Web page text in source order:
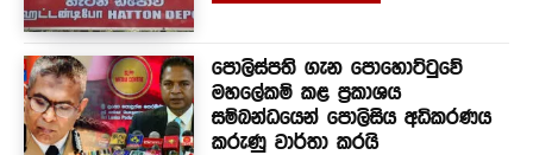
පොලිස්පති ගැන පොහොට්ටුවේ
මහලේකම් කළ ප්‍රකාශය
සම්බන්ධයෙන් පොලිසිය අධිකරණය
කරුණු වාර්තා කරයි